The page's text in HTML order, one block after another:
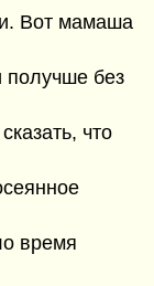
Вот мамаша
получше без
что
время